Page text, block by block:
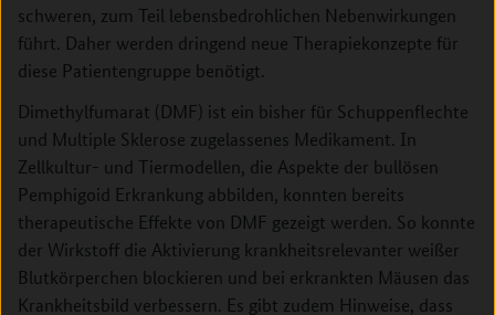
schweren, zum Teil lebensbedrohlichen Nebenwirkungen
führt. Daher werden dringend neue Therapiekonzepte für
diese Patientengruppe benötigt.
Dimethylfumarat (DMF) ist ein bisher für Schuppenflechte
und Multiple Sklerose zugelassenes Medikament. In
Zellkultur- und Tiermodellen, die Aspekte der bullösen
Pemphigoid Erkrankung abbilden, konnten bereits
therapeutische Effekte von DMF gezeigt werden. So konnte
der Wirkstoff die Aktivierung krankheitsrelevanter weißer
Blutkörperchen blockieren und bei erkrankten Mäusen das
Krankheitsbild verbessern. Es gibt zudem Hinweise, dass